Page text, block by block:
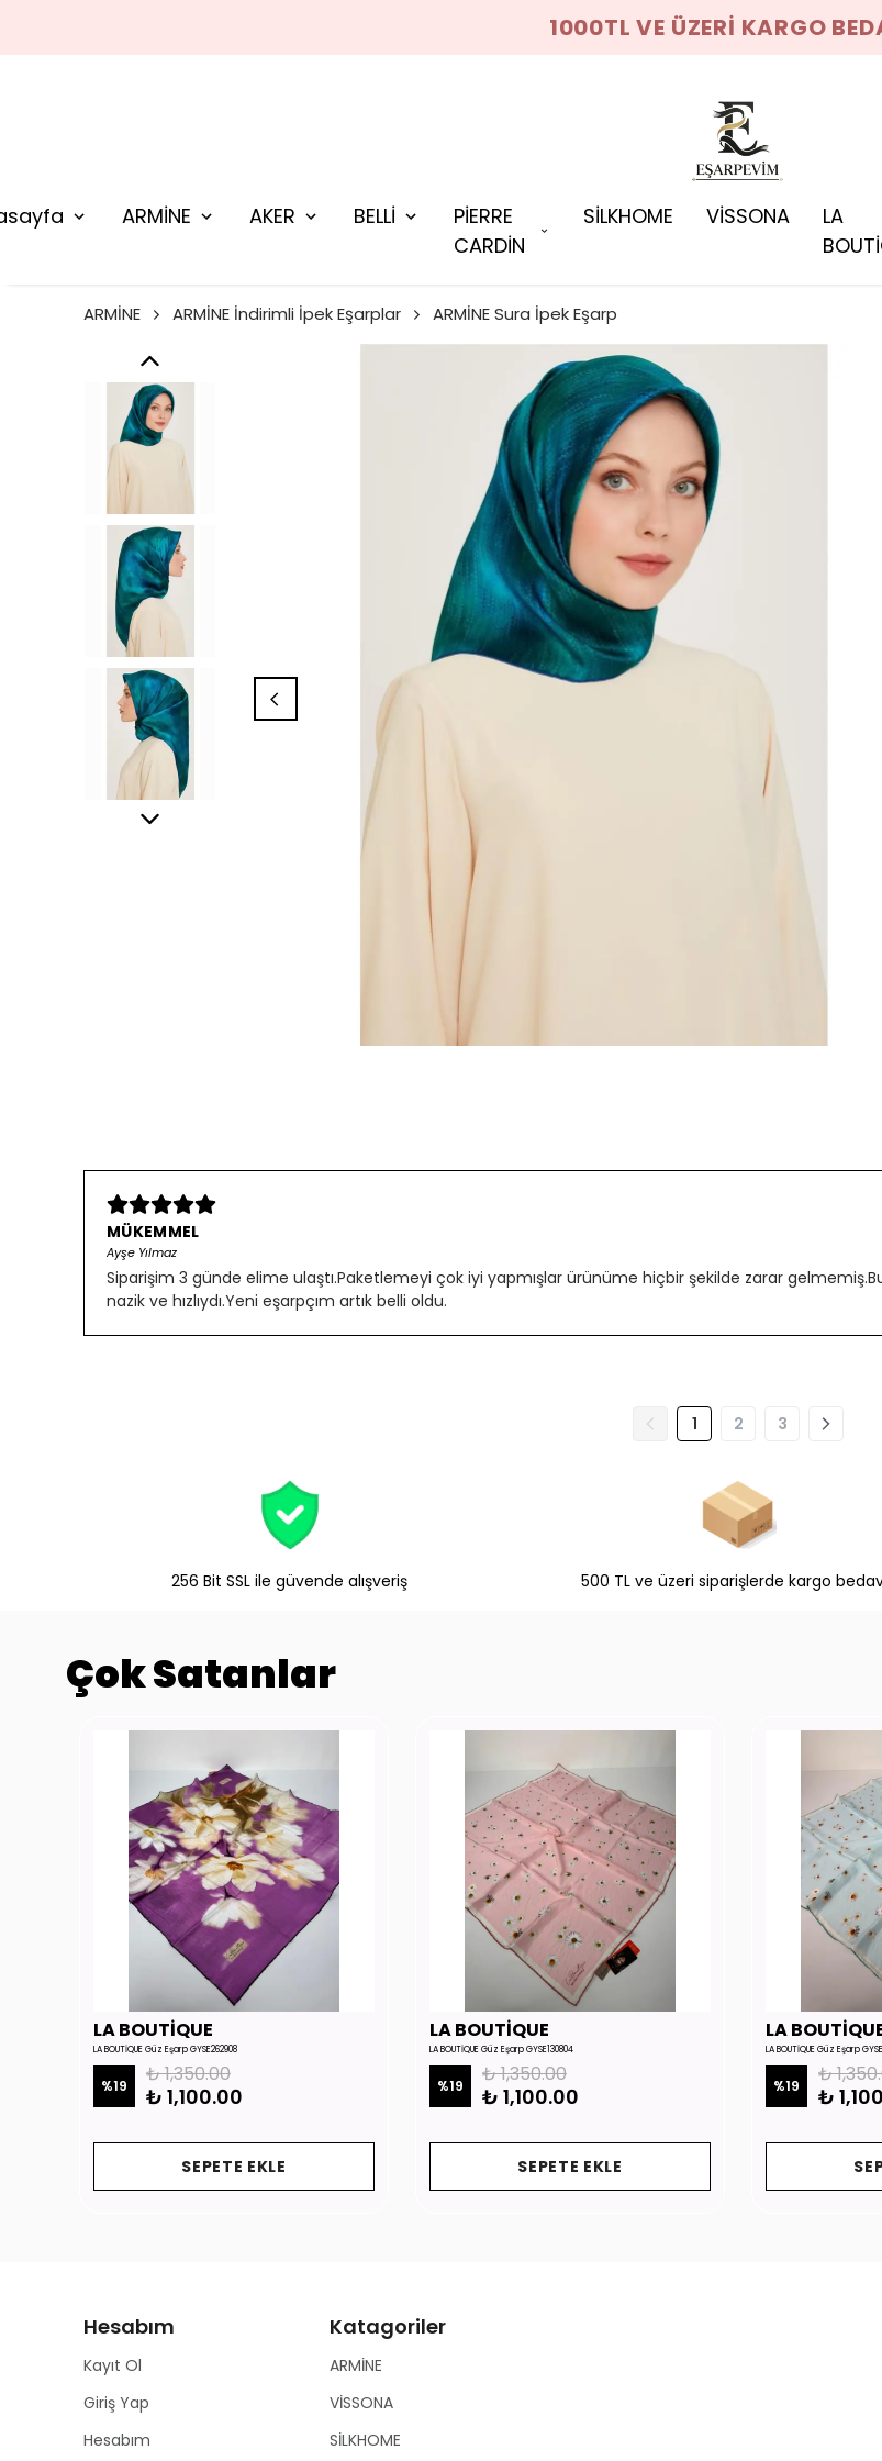
1000TL VE ÜZERİ KARGO
ARMİNE AKER BELLİ
PİERRE
CARDİN
SİLKHOME VİSSONA
LA
ARMİNE ARMİNE İndirimli İpek Eşarplar ARMİNE Sura İpek Eşarp
MÜKEMMEL
Ayşe Yılmaz
Siparişim 3 günde elime ulaştı.Paketlemeyi çok iyi yapmışlar ürünüme hiçbir şekilde zarar
nazik ve hızlıydı.Yeni eşarpçım artık belli oldu.
1 2 3
256 Bit SSL ile güvende alışveriş 500 TL ve üzeri siparişlerde kargo
Çok Satanlar
LA BOUTİQUE
LA BOUTİQUE Güz Eşarp GYSE262908
%19 ₺ 1,350.00
₺ 1,100.00
SEPETE EKLE
LA BOUTİQUE
LA BOUTİQUE Güz Eşarp GYSE130804
%19 ₺ 1,350.00
₺ 1,100.00
SEPETE EKLE
LA
LA BOUTİQUE Güz Eşarp
%19 ₺
₺
Hesabım
Kayıt Ol
Giriş Yap
Hesabım
Katagoriler
ARMİNE
VİSSONA
SİLKHOME